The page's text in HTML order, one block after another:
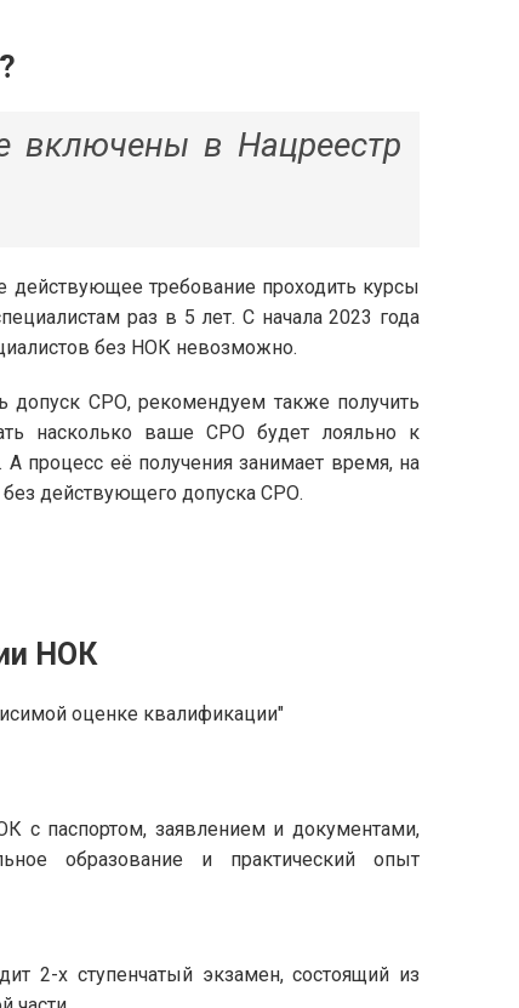
включены в Нацреестр
действующее требование проходить курсы
раз в 5 лет. С начала 2023 года
без НОК невозможно.
допуск СРО, рекомендуем также получить
насколько ваше СРО будет лояльно к
процесс её получения занимает время, на
действующего допуска СРО.
НОК
оценке квалификации"
с паспортом, заявлением и документами,
образование и практический опыт
2-х ступенчатый экзамен, состоящий из